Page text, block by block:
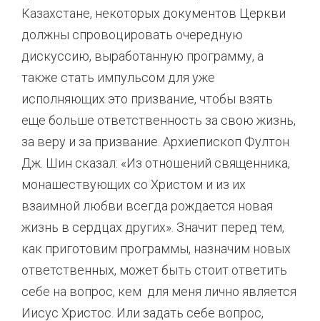
Казахстане, некоторых документов Церкви
должны спровоцировать очередную
дискуссию, выработанную программу, а
также стать импульсом для уже
исполняющих это призвание, чтобы взять
еще больше ответственность за свою жизнь,
за веру и за призвание. Архиепископ Фултон
Дж. Шин сказал: «Из отношений священника,
монашествующих со Христом и из их
взаимной любви всегда рождается новая
жизнь в сердцах других». Значит перед тем,
как приготовим программы, назначим новых
ответственных, может быть стоит ответить
себе на вопрос, кем для меня лично является
Иисус Христос. Или задать себе вопрос,